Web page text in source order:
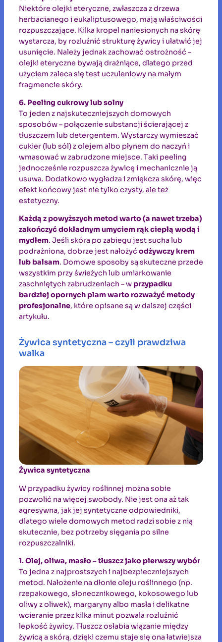
Niektóre olejki eteryczne, zwłaszcza z drzewa
herbacianego i eukaliptusowego, mają właściwości
rozpuszczające. Kilka kropel naniesionych na skórę
wystarcza, by rozluźnić strukturę żywicy i ułatwić jej
usunięcie. Należy jednak zachować ostrożność –
olejki eteryczne bywają drażniące, dlatego przed
użyciem zaleca się test uczuleniowy na małym
fragmencie skóry.
6. Peeling cukrowy lub solny
To jeden z najskuteczniejszych domowych
sposobów – połączenie substancji ścierającej z
tłuszczem lub detergentem. Wystarczy wymieszać
cukier (lub sól) z olejem albo płynem do naczyń i
wmasować w zabrudzone miejsce. Taki peeling
jednocześnie rozpuszcza żywicę i mechanicznie ją
usuwa. Dodatkowo wygładza i zmiękcza skórę, więc
efekt końcowy jest nie tylko czysty, ale też
estetyczny.
Każdą z powyższych metod warto (a nawet trzeba)
zakończyć dokładnym umyciem rąk ciepłą wodą i
mydłem. Jeśli skóra po zabiegu jest sucha lub
podrażniona, dobrze jest nałożyć odżywczy krem
lub balsam. Domowe sposoby są skuteczne przede
wszystkim przy świeżych lub umiarkowanie
zaschniętych zabrudzeniach – w przypadku
bardziej opornych plam warto rozważyć metody
profesjonalne, które opisane są w dalszej części
artykułu.
Żywica syntetyczna – czyli prawdziwa
walka
Żywica syntetyczna
W przypadku żywicy roślinnej można sobie
pozwolić na więcej swobody. Nie jest ona aż tak
agresywna, jak jej syntetyczne odpowiedniki,
dlatego wiele domowych metod radzi sobie z nią
skutecznie, bez potrzeby sięgania po silne
rozpuszczalniki.
1. Olej, oliwa, masło – tłuszcz jako pierwszy wybór
To jedna z najprostszych i najbezpieczniejszych
metod. Nałożenie na dłonie oleju roślinnego (np.
rzepakowego, słonecznikowego, kokosowego lub
oliwy z oliwek), margaryny albo masła i delikatne
wcieranie przez kilka minut pozwala rozluźnić
lepkość żywicy. Tłuszcz osłabia wiązanie między
żywicą a skórą, dzięki czemu staje się ona łatwiejsza